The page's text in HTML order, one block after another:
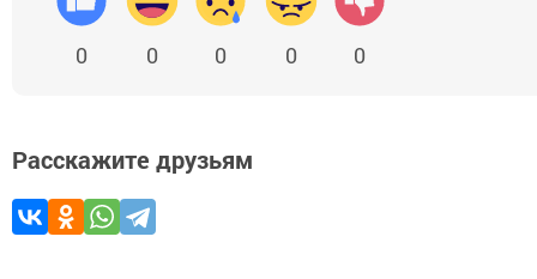
0 0 0 0 0
Расскажите друзьям